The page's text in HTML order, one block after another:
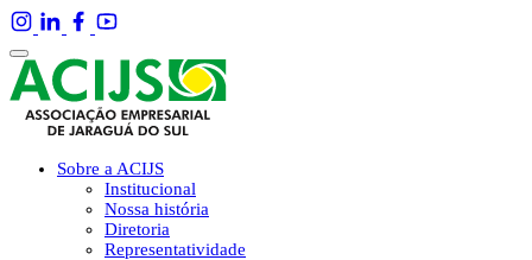
Sobre a ACIJS
Institucional
Nossa história
Diretoria
Representatividade